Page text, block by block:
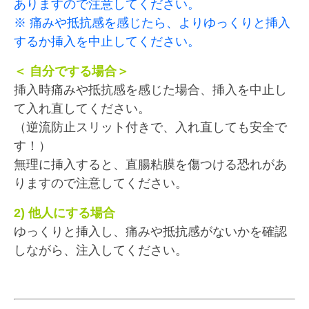
ありますので注意してください。
※ 痛みや抵抗感を感じたら、よりゆっくりと挿入
するか挿入を中止してください。
＜ 自分でする場合＞
挿入時痛みや抵抗感を感じた場合、挿入を中止し
て入れ直してください。
（逆流防止スリット付きで、入れ直しても安全で
す！）
無理に挿入すると、直腸粘膜を傷つける恐れがあ
りますので注意してください。
2) 他人にする場合
ゆっくりと挿入し、痛みや抵抗感がないかを確認
しながら、注入してください。